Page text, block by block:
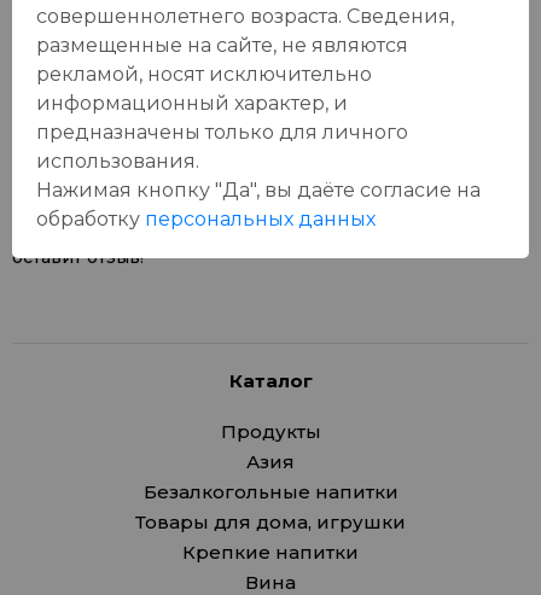
Отзывы:
Оставить отзыв
У данного товара еще нет отзывов, будьте первым, кто
оставит отзыв!
Каталог
Продукты
Азия
Безалкогольные напитки
Товары для дома, игрушки
Крепкие напитки
Вина
совершеннолетнего возраста. Сведения,
размещенные на сайте, не являются
рекламой, носят исключительно
информационный характер, и
предназначены только для личного
использования.
Нажимая кнопку "Да", вы даёте cогласие на
обработку персональных данных